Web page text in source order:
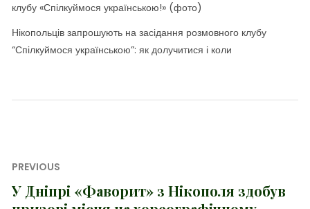
клубу «Спілкуймося українською!» (фото)
Нікопольців запрошують на засідання розмовного клубу
“Спілкуймося українською”: як долучитися і коли
Навігація
записів
PREVIOUS
Previous
У Дніпрі «Фаворит» з Нікополя здобув